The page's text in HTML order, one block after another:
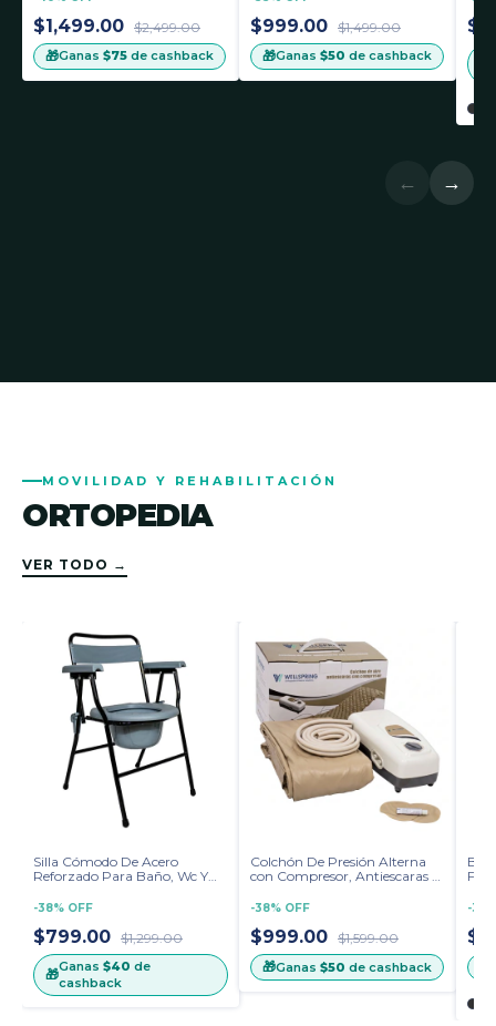
$1,499.00 $2,499.00
🎁Ganas $75 de cashback
$999.00 $1,499.00
🎁Ganas $50 de cashback
← →
MOVILIDAD Y REHABILITACIÓN
ORTOPEDIA
VER TODO →
Silla Cómodo De Acero
Reforzado Para Baño, Wc Y
-38% OFF
$799.00 $1,299.00
🎁Ganas $40 de
cashback
Colchón De Presión Alterna
con Compresor, Antiescaras y
-38% OFF
$999.00 $1,599.00
🎁Ganas $50 de cashback
-36